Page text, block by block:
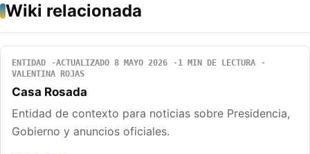
Wiki relacionada
ENTIDAD ACTUALIZADO 8 MAYO 2026
1 MIN DE LECTURA
VALENTINA ROJAS
Casa Rosada
Entidad de contexto para noticias sobre Presidencia,
Gobierno y anuncios oficiales.